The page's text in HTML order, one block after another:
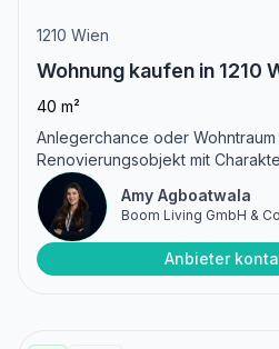
1210 Wien
Wohnung kaufen in 1210
40 m²
Anlegerchance oder Wohntraum
Renovierungsobjekt mit
Amy Agboatwala
Boom Living GmbH &
Anbieter